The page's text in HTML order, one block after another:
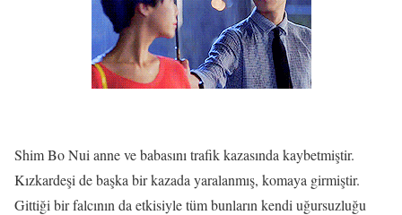
Shim Bo Nui anne ve babasını trafik kazasında kaybetmiştir.
Kızkardeşi de başka bir kazada yaralanmış, komaya girmiştir.
Gittiği bir falcının da etkisiyle tüm bunların kendi uğursuzluğu